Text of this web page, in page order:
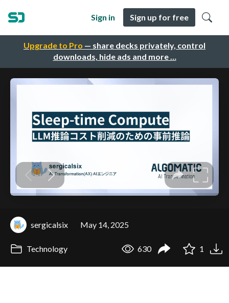
Upgrade to Pro — share decks privately, control
downloads, hide ads and more …
Sign in Sign up for free
sergicalsix May 14, 2025
Technology 630 1